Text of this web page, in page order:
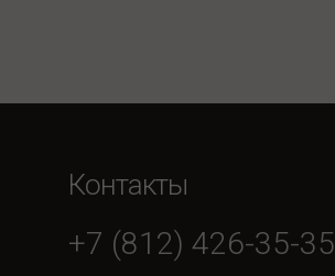
Контакты
+7 (812) 426-35-35